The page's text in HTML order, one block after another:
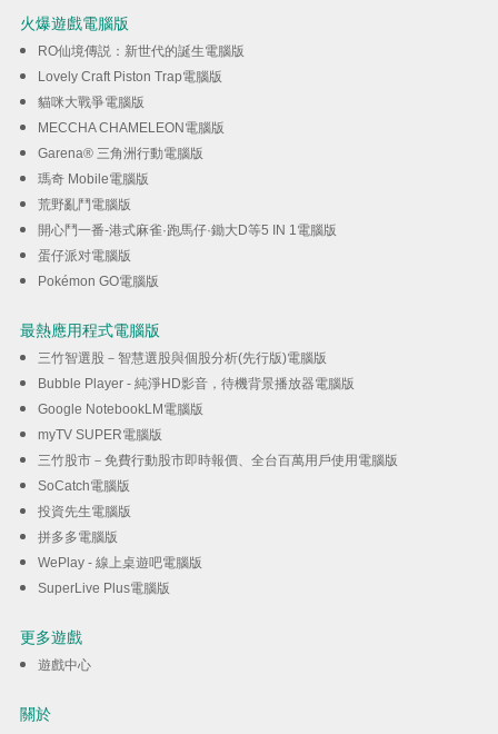
火爆遊戲電腦版
RO仙境傳説：新世代的誕生電腦版
Lovely Craft Piston Trap電腦版
貓咪大戰爭電腦版
MECCHA CHAMELEON電腦版
Garena® 三角洲行動電腦版
瑪奇 Mobile電腦版
荒野亂鬥電腦版
開心鬥一番-港式麻雀·跑馬仔·鋤大D等5 IN 1電腦版
蛋仔派对電腦版
Pokémon GO電腦版
最熱應用程式電腦版
三竹智選股－智慧選股與個股分析(先行版)電腦版
Bubble Player - 純淨HD影音，待機背景播放器電腦版
Google NotebookLM電腦版
myTV SUPER電腦版
三竹股市－免費行動股市即時報價、全台百萬用戶使用電腦版
SoCatch電腦版
投資先生電腦版
拼多多電腦版
WePlay - 線上桌遊吧電腦版
SuperLive Plus電腦版
更多遊戲
遊戲中心
關於